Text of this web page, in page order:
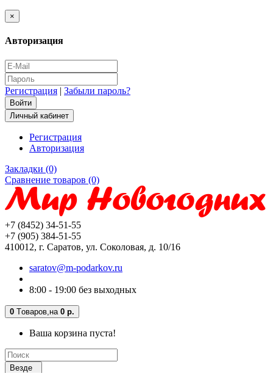
×
Авторизация
Регистрация | Забыли пароль?
Личный кабинет
Регистрация
Авторизация
Закладки (0)
Сравнение товаров (0)
+7 (8452) 34-51-55
+7 (905) 384-51-55
410012, г. Саратов, ул. Соколовая, д. 10/16
saratov@m-podarkov.ru
8:00 - 19:00 без выходных
0 Tоваров, на 0 р.
Ваша корзина пуста!
Везде